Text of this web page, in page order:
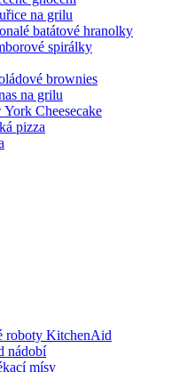
na grilu
batátové hranolky
spirálky
brownies
na grilu
York Cheesecake
pizza
roboty KitchenAid
nádobí
mísy